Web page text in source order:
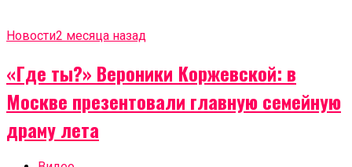
Новости2 месяца назад
«Где ты?» Вероники Коржевской: в
Москве презентовали главную семейную
драму лета